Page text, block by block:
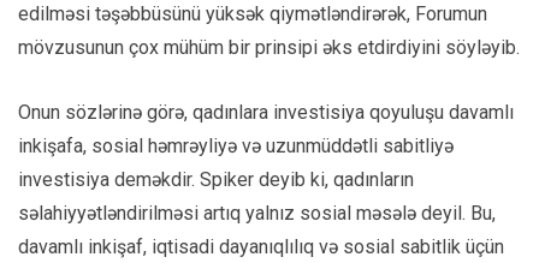
edilməsi təşəbbüsünü yüksək qiymətləndirərək, Forumun
mövzusunun çox mühüm bir prinsipi əks etdirdiyini söyləyib.
Onun sözlərinə görə, qadınlara investisiya qoyuluşu davamlı
inkişafa, sosial həmrəyliyə və uzunmüddətli sabitliyə
investisiya deməkdir. Spiker deyib ki, qadınların
səlahiyyətləndirilməsi artıq yalnız sosial məsələ deyil. Bu,
davamlı inkişaf, iqtisadi dayanıqlılıq və sosial sabitlik üçün